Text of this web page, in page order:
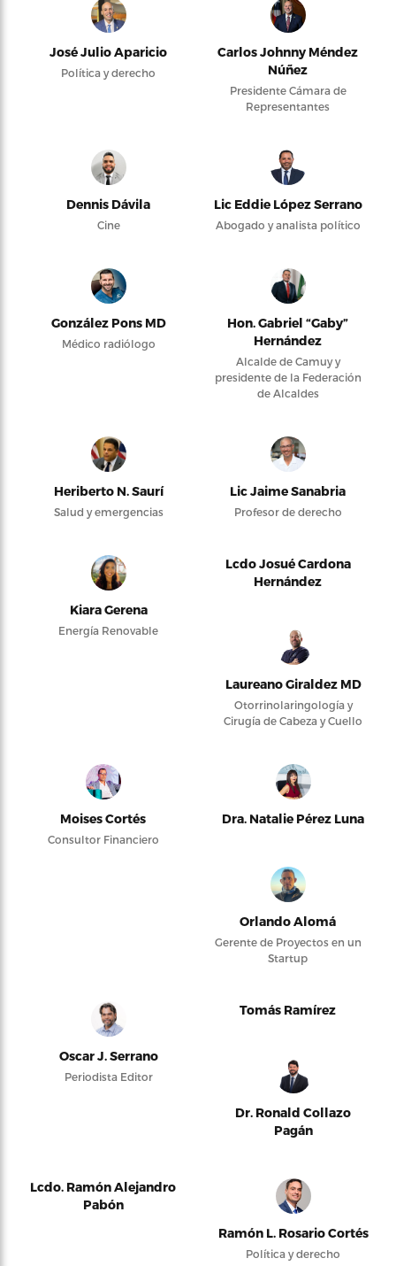
José Julio Aparicio
Política y derecho
Carlos Johnny Méndez
Núñez
Presidente Cámara de
Representantes
Dennis Dávila
Cine
Lic Eddie López Serrano
Abogado y analista político
González Pons MD
Médico radiólogo
Hon. Gabriel “Gaby”
Hernández
Alcalde de Camuy y
presidente de la Federación
de Alcaldes
Heriberto N. Saurí
Salud y emergencias
Lic Jaime Sanabria
Profesor de derecho
Kiara Gerena
Energía Renovable
Lcdo Josué Cardona
Hernández
Laureano Giraldez MD
Otorrinolaringología y
Cirugía de Cabeza y Cuello
Moises Cortés
Consultor Financiero
Dra. Natalie Pérez Luna
Orlando Alomá
Gerente de Proyectos en un
Startup
Oscar J. Serrano
Periodista Editor
Tomás Ramírez
Dr. Ronald Collazo
Pagán
Lcdo. Ramón Alejandro
Pabón
Ramón L. Rosario Cortés
Política y derecho